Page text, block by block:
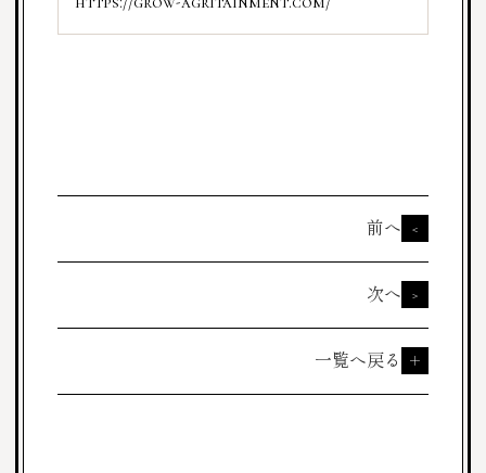
前へ <
次へ >
一覧へ戻る ＋